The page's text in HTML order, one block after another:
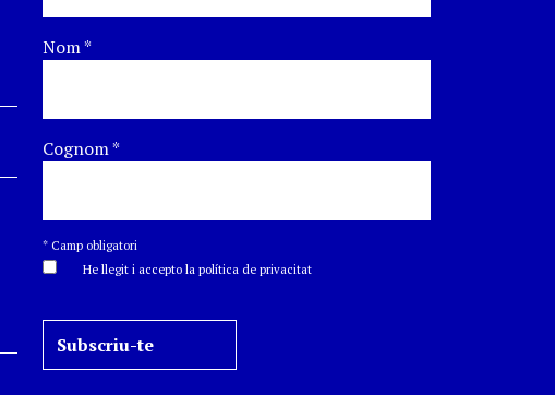
Nom*
Cognom*
* Camp obligatori
He llegit i accepto la política de privacitat